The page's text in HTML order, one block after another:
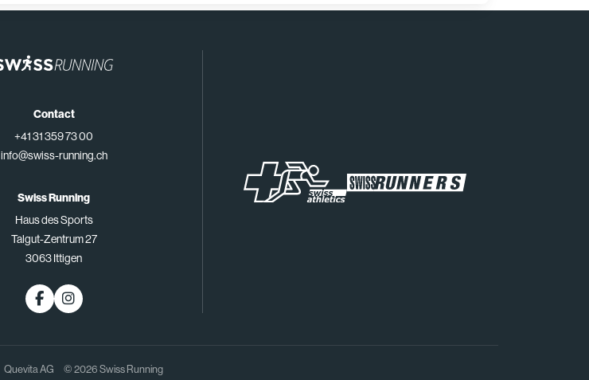
Contact
+41 31 359 73 00
info@swiss-running.ch
Swiss Running
Haus des Sports
Talgut-Zentrum 27
3063 Ittigen
Quevita AG
© 2026 Swiss Running